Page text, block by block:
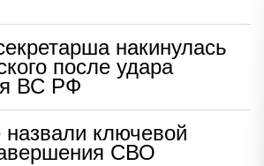
накинулась
после удара
ВС РФ
ключевой
СВО